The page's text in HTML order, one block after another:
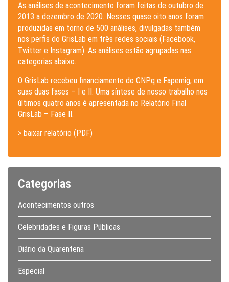
As análises de acontecimento foram feitas de outubro de
2013 a dezembro de 2020. Nesses quase oito anos foram
produzidas em torno de 500 análises, divulgadas também
nos perfis do GrisLab em três redes sociais (Facebook,
Twitter e Instagram). As análises estão agrupadas nas
categorias abaixo.
O GrisLab recebeu financiamento do CNPq e Fapemig, em
suas duas fases – I e II. Uma síntese de nosso trabalho nos
últimos quatro anos é apresentada no Relatório Final
GrisLab – Fase II.
> baixar relatório (PDF)
Categorias
Acontecimentos outros
Celebridades e Figuras Públicas
Diário da Quarentena
Especial